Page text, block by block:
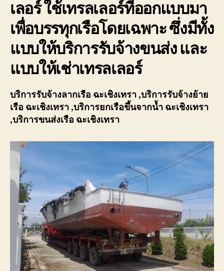
เลอร์ใช้เทรลเลอร์ที่ออกแบบมา
เพื่อบรรทุกเรือโดยเฉพาะ ซึ่งมีทั้ง
แบบให้บริการรับจ้างขนส่ง และ
แบบให้เช่าเทรลเลอร์
บริการรับจ้างลากเรือ ฉะเชิงเทรา ,บริการรับจ้างย้าย
เรือ ฉะเชิงเทรา ,บริการยกเรือขึ้นจากน้ำ ฉะเชิงเทรา
,บริการขนส่งเรือ ฉะเชิงเทรา